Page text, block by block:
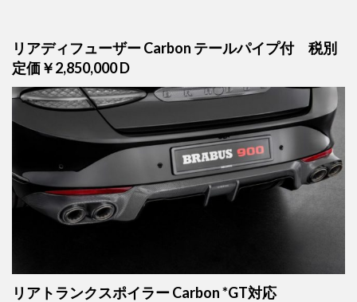
リアディフューザー Carbon テールパイプ付 税別
定価￥2,850,000 D
リアトランクスポイラー Carbon *GT対応